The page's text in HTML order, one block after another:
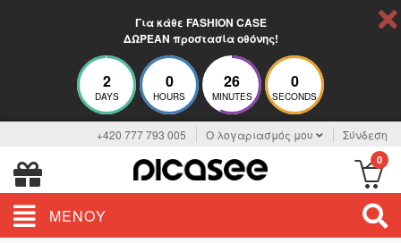
Για κάθε FASHION CASE
ΔΩΡΕΑΝ προστασία οθόνης!
2
DAYS
0
HOURS
26
MINUTES
0
SECONDS
+420 777 793 005 Ο λογαριασμός μου Σύνδεση
0
ΜΕΝΟΎ